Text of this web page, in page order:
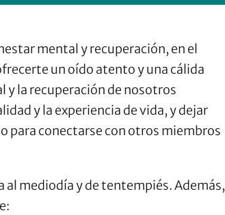
mental y recuperación, en el
un oído atento y una cálida
y la recuperación de nosotros
y la experiencia de vida, y dejar
para conectarse con otros miembros
mediodía y de tentempiés. Además,